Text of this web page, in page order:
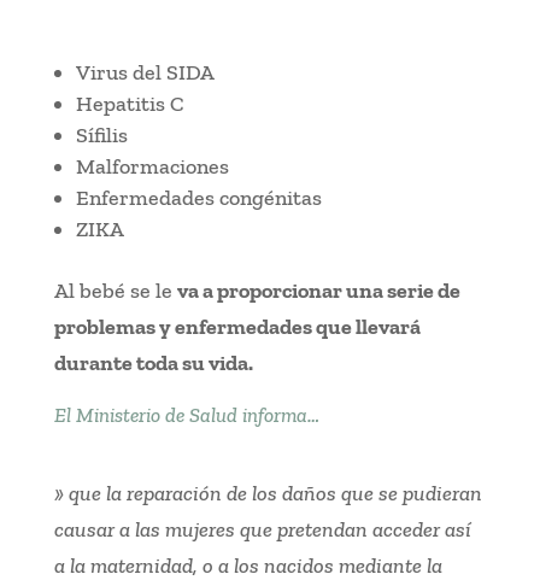
Virus del SIDA
Hepatitis C
Sífilis
Malformaciones
Enfermedades congénitas
ZIKA
Al bebé se le va a proporcionar una serie de
problemas y enfermedades que llevará
durante toda su vida.
El Ministerio de Salud informa…
» que la reparación de los daños que se pudieran
causar a las mujeres que pretendan acceder así
a la maternidad, o a los nacidos mediante la